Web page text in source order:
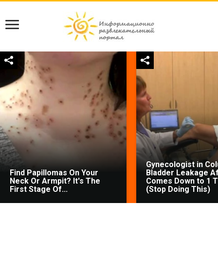
Find Papillomas On Your
Neck Or Armpit? It's The
First Stage Of...
Gynecologist in
Bladder Leakage
Comes Down to 1
(Stop Doing This)